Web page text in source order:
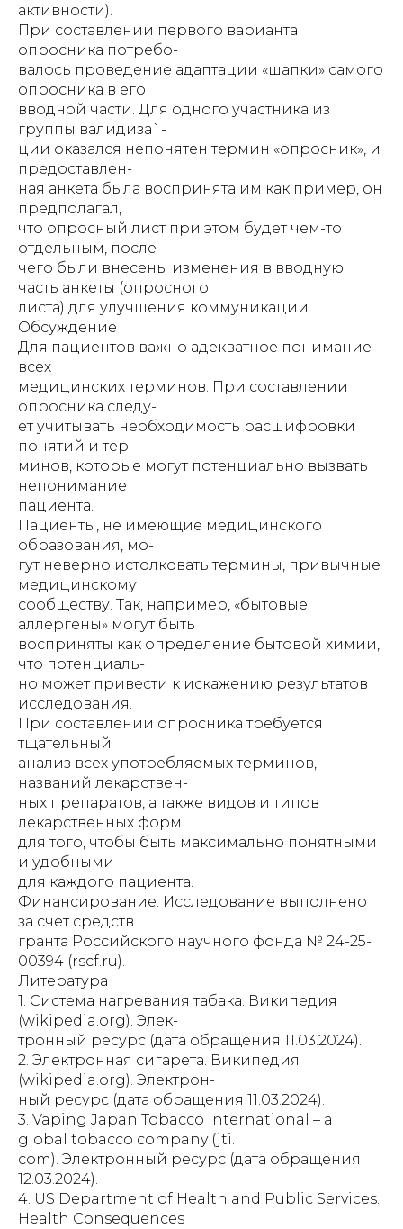
активности).
При составлении первого варианта
опросника потребо-
валось проведение адаптации «шапки» самого
опросника в его
вводной части. Для одного участника из
группы валидиза`-
ции оказался непонятен термин «опросник», и
предоставлен-
ная анкета была воспринята им как пример, он
предполагал,
что опросный лист при этом будет чем-то
отдельным, после
чего были внесены изменения в вводную
часть анкеты (опросного
листа) для улучшения коммуникации.
Обсуждение
Для пациентов важно адекватное понимание
всех
медицинских терминов. При составлении
опросника следу-
ет учитывать необходимость расшифровки
понятий и тер-
минов, которые могут потенциально вызвать
непонимание
пациента.
Пациенты, не имеющие медицинского
образования, мо-
гут неверно истолковать термины, привычные
медицинскому
сообществу. Так, например, «бытовые
аллергены» могут быть
восприняты как определение бытовой химии,
что потенциаль-
но может привести к искажению результатов
исследования.
При составлении опросника требуется
тщательный
анализ всех употребляемых терминов,
названий лекарствен-
ных препаратов, а также видов и типов
лекарственных форм
для того, чтобы быть максимально понятными
и удобными
для каждого пациента.
Финансирование. Исследование выполнено
за счет средств
гранта Российского научного фонда № 24-25-
00394 (rscf.ru).
Литература
1. Система нагревания табака. Википедия
(wikipedia.org). Элек-
тронный ресурс (дата обращения 11.03.2024).
2. Электронная сигарета. Википедия
(wikipedia.org). Электрон-
ный ресурс (дата обращения 11.03.2024).
3. Vaping Japan Tobacco International – a
global tobacco company (jti.
com). Электронный ресурс (дата обращения
12.03.2024).
4. US Department of Health and Public Services.
Health Consequences